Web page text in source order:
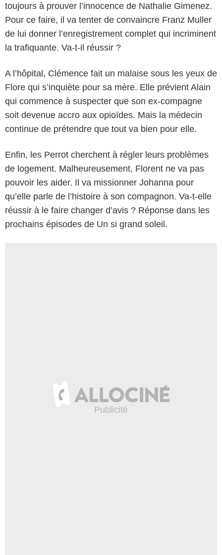
toujours à prouver l’innocence de Nathalie Gimenez.
Pour ce faire, il va tenter de convaincre Franz Muller
de lui donner l’enregistrement complet qui incriminent
la trafiquante. Va-t-il réussir ?
A l’hôpital, Clémence fait un malaise sous les yeux de
Flore qui s’inquiète pour sa mère. Elle prévient Alain
qui commence à suspecter que son ex-compagne
soit devenue accro aux opioïdes. Mais la médecin
continue de prétendre que tout va bien pour elle.
Enfin, les Perrot cherchent à régler leurs problèmes
de logement. Malheureusement, Florent ne va pas
pouvoir les aider. Il va missionner Johanna pour
qu’elle parle de l’histoire à son compagnon. Va-t-elle
réussir à le faire changer d’avis ? Réponse dans les
prochains épisodes de Un si grand soleil.